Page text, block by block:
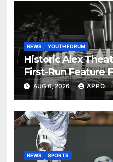
NEWS YOUTH FORUM
Historic Alex
First-Run Feature
AUG 6, 2026 APPO
NEWS SPORTS